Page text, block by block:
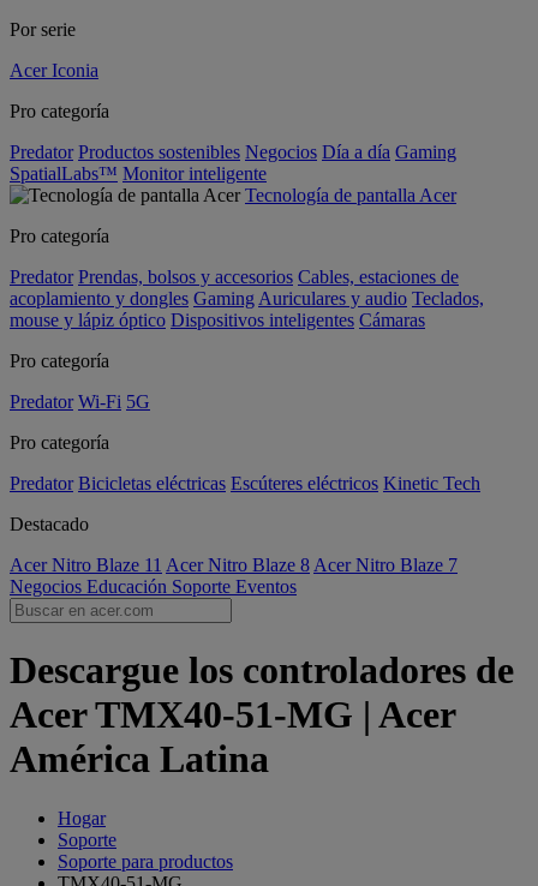
Por serie
Acer Iconia
Pro categoría
Predator Productos sostenibles Negocios Día a día Gaming
SpatialLabs™ Monitor inteligente
Tecnología de pantalla Acer
Pro categoría
Predator Prendas, bolsos y accesorios Cables, estaciones de
acoplamiento y dongles Gaming Auriculares y audio Teclados,
mouse y lápiz óptico Dispositivos inteligentes Cámaras
Pro categoría
Predator Wi-Fi 5G
Pro categoría
Predator Bicicletas eléctricas Escúteres eléctricos Kinetic Tech
Destacado
Acer Nitro Blaze 11 Acer Nitro Blaze 8 Acer Nitro Blaze 7
Negocios Educación Soporte Eventos
Descargue los controladores de
Acer TMX40-51-MG | Acer
América Latina
Hogar
Soporte
Soporte para productos